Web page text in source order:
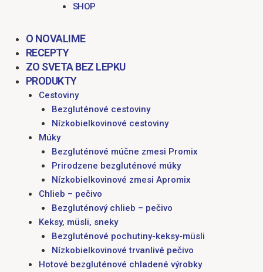
SHOP
O NOVALIME
RECEPTY
ZO SVETA BEZ LEPKU
PRODUKTY
Cestoviny
Bezgluténové cestoviny
Nízkobielkovinové cestoviny
Múky
Bezgluténové múčne zmesi Promix
Prirodzene bezgluténové múky
Nízkobielkovinové zmesi Apromix
Chlieb – pečivo
Bezgluténový chlieb – pečivo
Keksy, müsli, sneky
Bezgluténové pochutiny-keksy-müsli
Nízkobielkovinové trvanlivé pečivo
Hotové bezgluténové chladené výrobky